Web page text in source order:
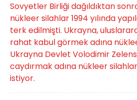
Sovyetler Birliği dağıldıktan
nükleer silahlar 1994 yılında
terk edilmişti. Ukrayna,
rahat kabul görmek adına
Ukrayna Devlet Volodimir
caydırmak adına nükleer
istiyor.